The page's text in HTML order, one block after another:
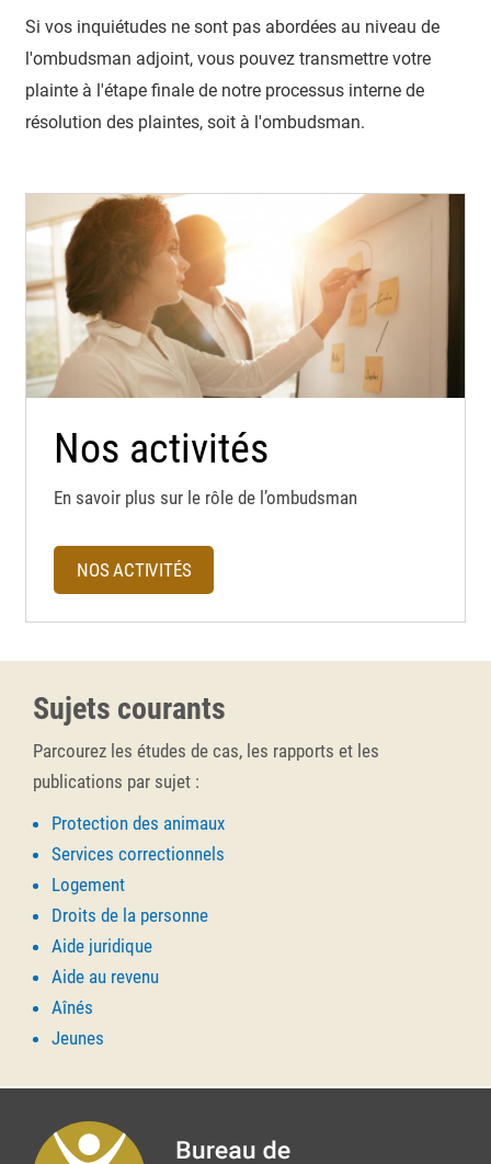
Si vos inquiétudes ne sont pas abordées au niveau de
l'ombudsman adjoint, vous pouvez transmettre votre
plainte à l'étape finale de notre processus interne de
résolution des plaintes, soit à l'ombudsman.
Nos activités
En savoir plus sur le rôle de l’ombudsman
NOS ACTIVITÉS
Sujets courants
Parcourez les études de cas, les rapports et les
publications par sujet :
Protection des animaux
Services correctionnels
Logement
Droits de la personne
Aide juridique
Aide au revenu
Aînés
Jeunes